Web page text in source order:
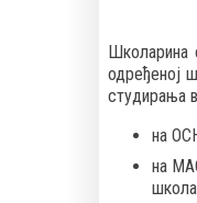
Школарина
одређеној
студирања
на
на